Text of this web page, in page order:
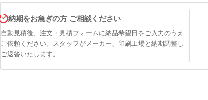
納期をお急ぎの方 ご相談ください
自動見積後、注文・見積フォームに納品希望日をご入力のうえ
ご依頼ください。スタッフがメーカー、印刷工場と納期調整し
ご返答いたします。